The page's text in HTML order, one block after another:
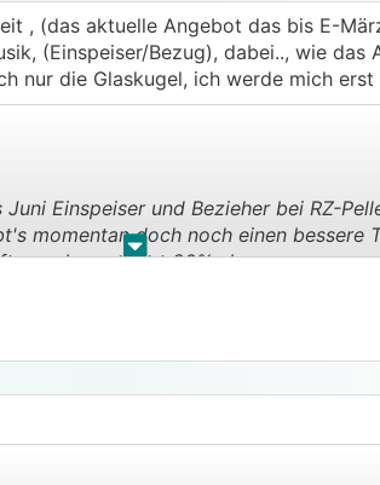
, (das aktuelle Angebot das bis E-
(Einspeiser/Bezug), dabei.., wie das
nur die Glaskugel, ich werde mich
. .
Einspeiser und Bezieher bei RZ-
momentan doch noch einen bessere
wo aber nur gut 20% abgenommen